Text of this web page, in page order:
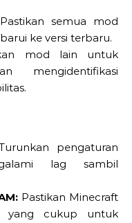
semua mod
ke versi terbaru.
mod lain untuk
mengidentifikasi
pengaturan
lag sambil
Pastikan Minecraft
yang cukup untuk